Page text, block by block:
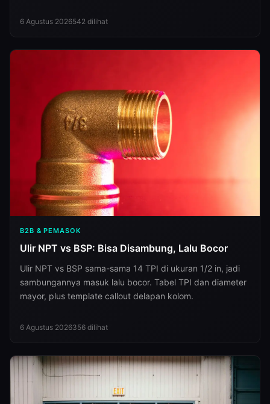
instruksi pengemasan PI 965/966/967, syarat 30 % state
6 Agustus 2026542 dilihat
B2B & PEMASOK
Ulir NPT vs BSP: Bisa Disambung, Lalu Bocor
Ulir NPT vs BSP sama-sama 14 TPI di ukuran 1/2 in, jadi
sambungannya masuk lalu bocor. Tabel TPI dan diameter
mayor, plus template callout delapan kolom.
6 Agustus 2026356 dilihat